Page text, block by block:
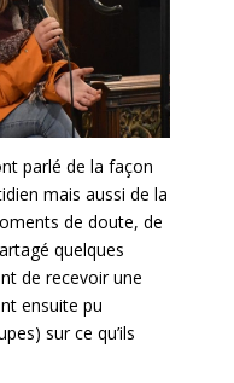
parlé de la façon
mais aussi de la
de doute, de
quelques
de recevoir une
ensuite pu
sur ce qu’ils